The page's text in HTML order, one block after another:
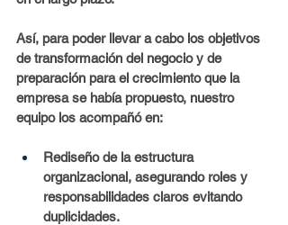
Así, para poder llevar a cabo los objetivos
de transformación del negocio y de
preparación para el crecimiento que la
empresa se había propuesto, nuestro
equipo los acompañó en:
Rediseño de la estructura
organizacional, asegurando roles y
responsabilidades claros evitando
duplicidades.